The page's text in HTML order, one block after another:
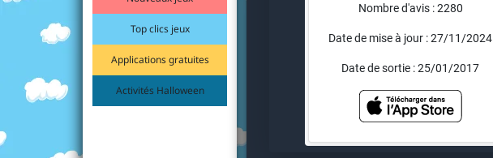
Top clics jeux
Applications gratuites
Activités Halloween
Nombre d'avis : 2280
Date de mise à jour : 27/11/2024
Date de sortie : 25/01/2017